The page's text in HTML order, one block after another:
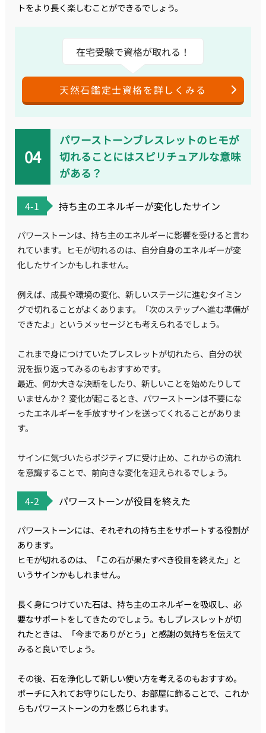
トをより長く楽しむことができるでしょう。
在宅受験で資格が取れる！
天然石鑑定士資格を詳しくみる
パワーストーンブレスレットのヒモが
切れることにはスピリチュアルな意味
がある？
4-1 持ち主のエネルギーが変化したサイン
パワーストーンは、持ち主のエネルギーに影響を受けると言わ
れています。ヒモが切れるのは、自分自身のエネルギーが変
化したサインかもしれません。
例えば、成長や環境の変化、新しいステージに進むタイミン
グで切れることがよくあります。「次のステップへ進む準備が
できたよ」というメッセージとも考えられるでしょう。
これまで身につけていたブレスレットが切れたら、自分の状
況を振り返ってみるのもおすすめです。
最近、何か大きな決断をしたり、新しいことを始めたりして
いませんか？ 変化が起こるとき、パワーストーンは不要にな
ったエネルギーを手放すサインを送ってくれることがありま
す。
サインに気づいたらポジティブに受け止め、これからの流れ
を意識することで、前向きな変化を迎えられるでしょう。
4-2 パワーストーンが役目を終えた
パワーストーンには、それぞれの持ち主をサポートする役割が
あります。
ヒモが切れるのは、「この石が果たすべき役目を終えた」と
いうサインかもしれません。
長く身につけていた石は、持ち主のエネルギーを吸収し、必
要なサポートをしてきたのでしょう。もしブレスレットが切
れたときは、「今までありがとう」と感謝の気持ちを伝えて
みると良いでしょう。
その後、石を浄化して新しい使い方を考えるのもおすすめ。
ポーチに入れてお守りにしたり、お部屋に飾ることで、これか
らもパワーストーンの力を感じられます。